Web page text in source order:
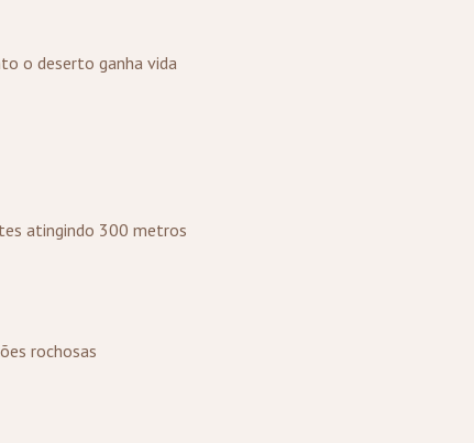
o deserto ganha vida
atingindo 300 metros
rochosas